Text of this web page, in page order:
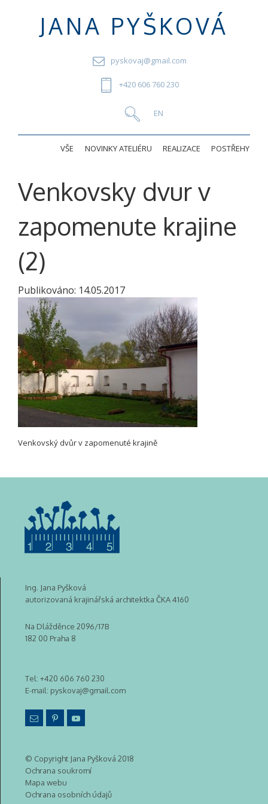
JANA PYŠKOVÁ
pyskovaj@gmail.com
+420 606 760 230
VŠE NOVINKY ATELIÉRU REALIZACE POSTŘEHY
Venkovsky dvur v
zapomenute krajine
(2)
Publikováno: 14.05.2017
Venkovský dvůr v zapomenuté krajině
Ing. Jana Pyšková
autorizovaná krajinářská architektka ČKA 4160
Na Dlážděnce 2096/17B
182 00 Praha 8
Tel: +420 606 760 230
E-mail: pyskovaj@gmail.com
© Copyright Jana Pyšková 2018
Ochrana soukromí
Mapa webu
Ochrana osobních údajů